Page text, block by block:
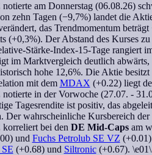
notierte am Donnerstag (06.08.26)
zehn Tagen (−9,7%) landet die
das Trendmomentumbeträgt
(+0,3%). Der Abstand des Kurses
Stärke-Index-15-Tagerangiert
im Marktvergleich deutlich
hohe 12,6%. Die Aktie
mit dem MDAX (+0.22) liegt
notierte in der Vorwoche (27.07. -
Tagesrendite ist positiv, das
Derwahrscheinliche Kursbereich der
korreliertbei den DE Mid-Capsam
und Fuchs Petrolub SE VZ
(+0.68) und Siltronic(+0.67).